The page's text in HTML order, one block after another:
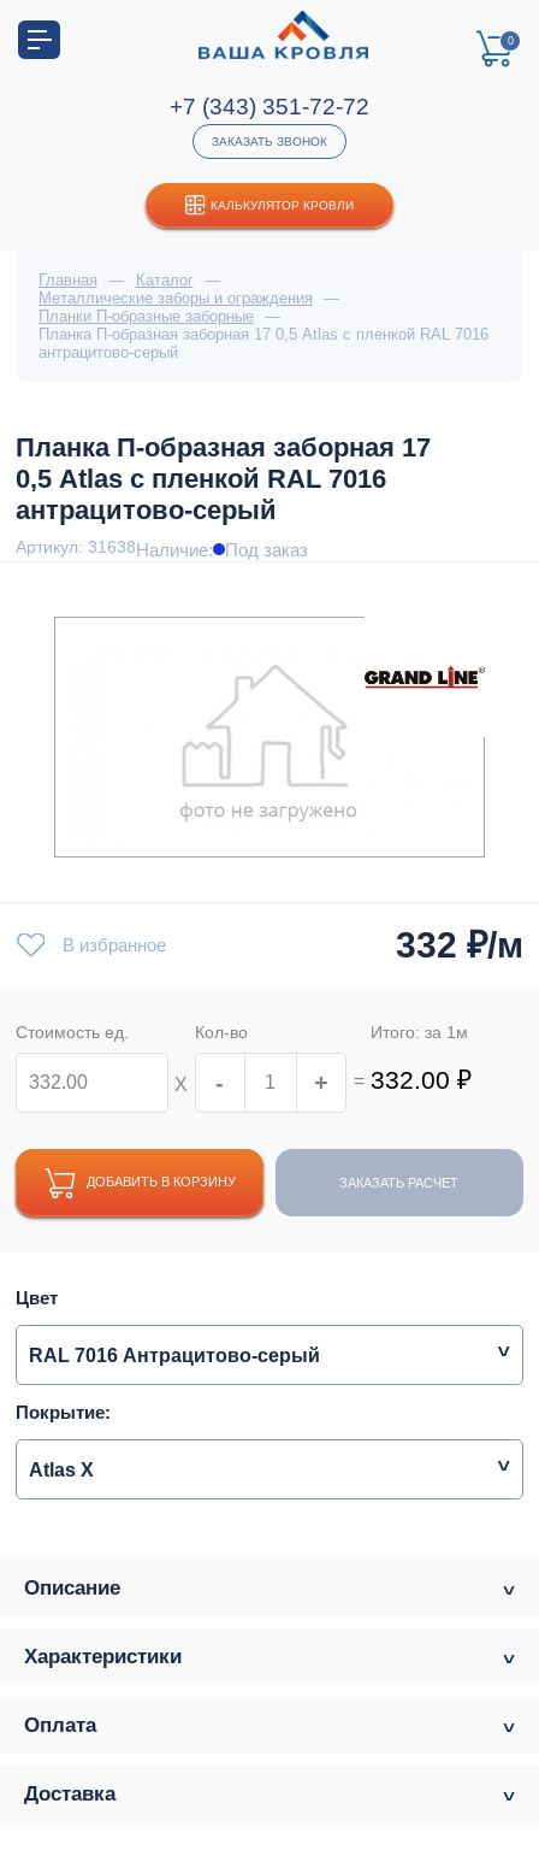
КАЛЬКУЛЯТОР КРОВЛИ
0
+7 (343) 351-72-72
ЗАКАЗАТЬ ЗВОНОК
Главная — Каталог
—
Металлические заборы и ограждения
—
Планки П-образные заборные
—
Планка П-образная заборная 17 0,5 Atlas с пленкой RAL 7016
антрацитово-серый
Планка П-образная заборная 17
0,5 Atlas с пленкой RAL 7016
антрацитово-серый
Артикул: 31638Наличие: Под заказ
В избранное 332 ₽/м
Стоимость ед.
Х
Кол-во
- + =
Итого: за 1 м
332.00 ₽
ДОБАВИТЬ В КОРЗИНУ ЗАКАЗАТЬ РАСЧЕТ
Цвет
RAL 7016 Антрацитово-серый
Покрытие:
Atlas X
Описание
Характеристики
Оплата
Доставка